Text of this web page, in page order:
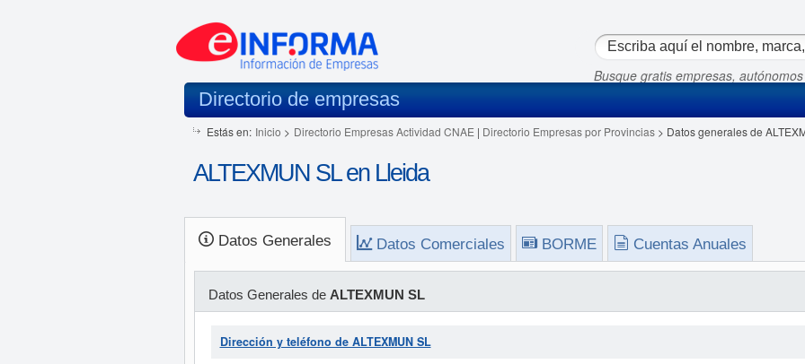
Busque gratis empresas,
Directorio de empresas
Estás en: Inicio > Directorio Empresas Actividad CNAE | Directorio Empresas por Provincias> Datos generales de
ALTEXMUN SL en Lleida
Datos Generales Datos Comerciales BORME Cuentas Anuales
Datos Generales de ALTEXMUN SL
Dirección y teléfono de ALTEXMUN SL